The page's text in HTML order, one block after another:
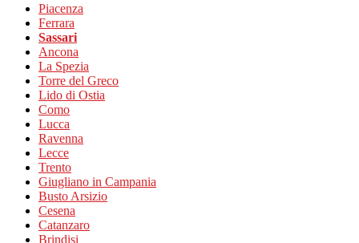
Piacenza
Ferrara
Sassari
Ancona
La Spezia
Torre del Greco
Lido di Ostia
Como
Lucca
Ravenna
Lecce
Trento
Giugliano in Campania
Busto Arsizio
Cesena
Catanzaro
Brindisi